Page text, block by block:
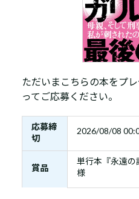
ただいまこちらの本をプ
ってご応募ください。
応募締
切
2026/08/08
賞品
単行本『永遠
様